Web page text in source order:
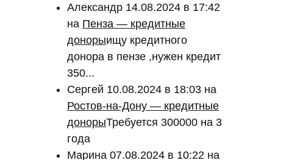
Александр 14.08.2024 в 17:42
на Пенза — кредитные
донорыищу кредитного
донора в пензе ,нужен кредит
350...
Сергей 10.08.2024 в 18:03 на
Ростов-на-Дону — кредитные
донорыТребуется 300000 на 3
года
Марина 07.08.2024 в 10:22 на